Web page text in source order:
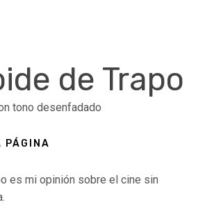
de Trapo
tono desenfadado
PÁGINA
es mi opinión sobre el cine sin